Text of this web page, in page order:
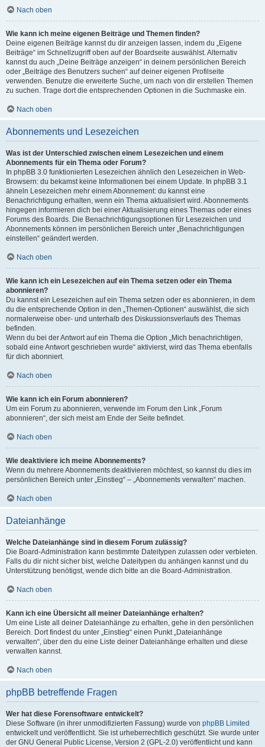
Nach oben
Wie kann ich meine eigenen Beiträge und Themen finden?
Deine eigenen Beiträge kannst du dir anzeigen lassen, indem du „Eigene
Beiträge“ im Schnellzugriff oben auf der Boardseite auswählst. Alternativ
kannst du auch „Deine Beiträge anzeigen“ in deinem persönlichen Bereich
oder „Beiträge des Benutzers suchen“ auf deiner eigenen Profilseite
verwenden. Benutze die erweiterte Suche, um nach von dir erstellen Themen
zu suchen. Trage dort die entsprechenden Optionen in die Suchmaske ein.
Nach oben
Abonnements und Lesezeichen
Was ist der Unterschied zwischen einem Lesezeichen und einem
Abonnements für ein Thema oder Forum?
In phpBB 3.0 funktionierten Lesezeichen ähnlich den Lesezeichen in Web-
Browsern: du bekamst keine Informationen bei einem Update. In phpBB 3.1
ähneln Lesezeichen mehr einem Abonnement: du kannst eine
Benachrichtigung erhalten, wenn ein Thema aktualisiert wird. Abonnements
hingegen informieren dich bei einer Aktualisierung eines Themas oder eines
Forums des Boards. Die Benachrichtigungsoptionen für Lesezeichen und
Abonnements können im persönlichen Bereich unter „Benachrichtigungen
einstellen“ geändert werden.
Nach oben
Wie kann ich ein Lesezeichen auf ein Thema setzen oder ein Thema
abonnieren?
Du kannst ein Lesezeichen auf ein Thema setzen oder es abonnieren, in dem
du die entsprechende Option in den „Themen-Optionen“ auswählst, die sich
normalerweise ober- und unterhalb des Diskussionsverlaufs des Themas
befinden.
Wenn du bei der Antwort auf ein Thema die Option „Mich benachrichtigen,
sobald eine Antwort geschrieben wurde“ aktivierst, wird das Thema ebenfalls
für dich abonniert.
Nach oben
Wie kann ich ein Forum abonnieren?
Um ein Forum zu abonnieren, verwende im Forum den Link „Forum
abonnieren“, der sich meist am Ende der Seite befindet.
Nach oben
Wie deaktiviere ich meine Abonnements?
Wenn du mehrere Abonnements deaktivieren möchtest, so kannst du dies im
persönlichen Bereich unter „Einstieg“ – „Abonnements verwalten“ machen.
Nach oben
Dateianhänge
Welche Dateianhänge sind in diesem Forum zulässig?
Die Board-Administration kann bestimmte Dateitypen zulassen oder verbieten.
Falls du dir nicht sicher bist, welche Dateitypen du anhängen kannst und du
Unterstützung benötigst, wende dich bitte an die Board-Administration.
Nach oben
Kann ich eine Übersicht all meiner Dateianhänge erhalten?
Um eine Liste all deiner Dateianhänge zu erhalten, gehe in den persönlichen
Bereich. Dort findest du unter „Einstieg“ einen Punkt „Dateianhänge
verwalten“, über den du eine Liste deiner Dateianhänge erhalten und diese
verwalten kannst.
Nach oben
phpBB betreffende Fragen
Wer hat diese Forensoftware entwickelt?
Diese Software (in ihrer unmodifizierten Fassung) wurde von phpBB Limited
entwickelt und veröffentlicht. Sie ist urheberrechtlich geschützt. Sie wurde unter
der GNU General Public License, Version 2 (GPL-2.0) veröffentlicht und kann